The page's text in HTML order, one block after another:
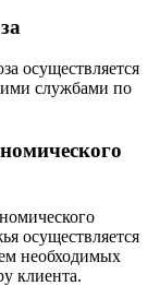
осуществляется
службами по
осуществляется
необходимых
клиента.